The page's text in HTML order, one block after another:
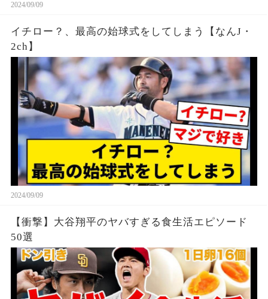
2024/09/09
イチロー？、最高の始球式をしてしまう【なんJ・
2ch】
2024/09/09
【衝撃】大谷翔平のヤバすぎる食生活エピソード
50選